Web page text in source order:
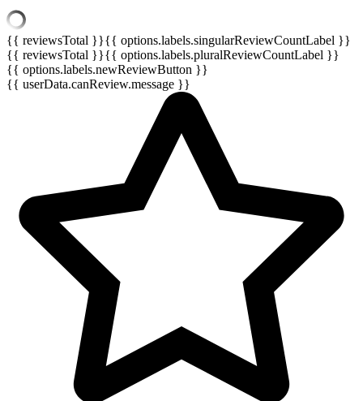
{{ reviewsTotal }}{{ options.labels.singularReviewCountLabel }}
{{ reviewsTotal }}{{ options.labels.pluralReviewCountLabel }}
{{ options.labels.newReviewButton }}
{{ userData.canReview.message }}